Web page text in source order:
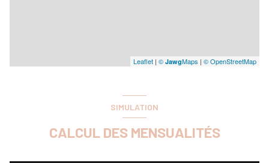
Leaflet | © JawgMaps | © OpenStreetMap
SIMULATION
CALCUL DES MENSUALITÉS